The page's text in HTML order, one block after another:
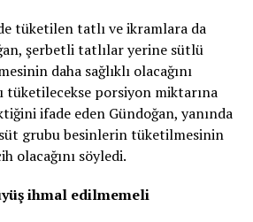
tüketilen tatlı ve ikramlara da
şerbetli tatlılar yerine sütlü
daha sağlıklı olacağını
porsiyon miktarına
ifade eden Gündoğan, yanında
grubu besinlerin tüketilmesinin
olacağını söyledi.
ihmal edilmemeli